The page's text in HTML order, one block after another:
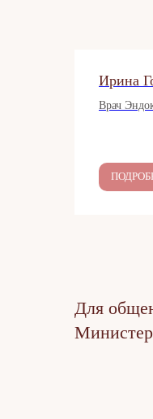
Ирина
Врач
Для